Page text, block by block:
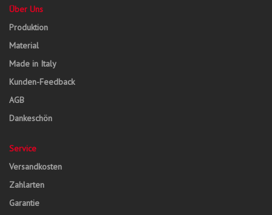
Über Uns
Produktion
Material
Made in Italy
Kunden-Feedback
AGB
Dankeschön
Service
Versandkosten
Zahlarten
Garantie